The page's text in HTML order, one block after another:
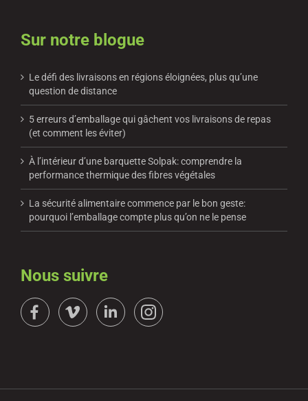
Sur notre blogue
Le défi des livraisons en régions éloignées, plus qu’une
question de distance
5 erreurs d’emballage qui gâchent vos livraisons de repas
(et comment les éviter)
À l’intérieur d’une barquette Solpak: comprendre la
performance thermique des fibres végétales
La sécurité alimentaire commence par le bon geste:
pourquoi l’emballage compte plus qu’on ne le pense
Nous suivre